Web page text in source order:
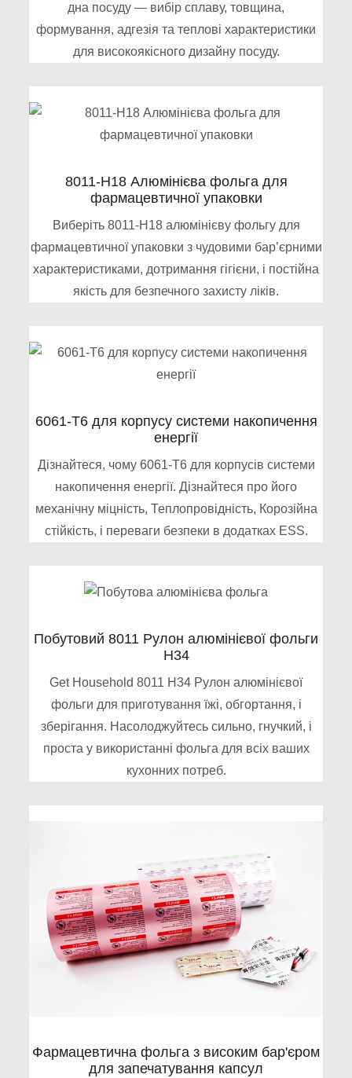
дна посуду — вибір сплаву, товщина,
формування, адгезія та теплові характеристики
для високоякісного дизайну посуду.
8011-H18 Алюмінієва фольга для
фармацевтичної упаковки
Виберіть 8011-H18 алюмінієву фольгу для
фармацевтичної упаковки з чудовими бар’єрними
характеристиками, дотримання гігієни, і постійна
якість для безпечного захисту ліків.
6061-T6 для корпусу системи накопичення
енергії
Дізнайтеся, чому 6061-T6 для корпусів системи
накопичення енергії. Дізнайтеся про його
механічну міцність, Теплопровідність, Корозійна
стійкість, і переваги безпеки в додатках ESS.
Побутовий 8011 Рулон алюмінієвої фольги
H34
Get Household 8011 H34 Рулон алюмінієвої
фольги для приготування їжі, обгортання, і
зберігання. Насолоджуйтесь сильно, гнучкий, і
проста у використанні фольга для всіх ваших
кухонних потреб.
Фармацевтична фольга з високим бар'єром
для запечатування капсул